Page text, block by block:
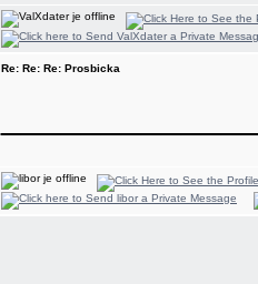
Re: Re: Re: Prosbicka